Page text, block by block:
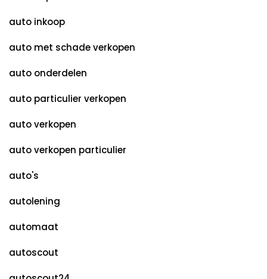
auto inkoop
auto met schade verkopen
auto onderdelen
auto particulier verkopen
auto verkopen
auto verkopen particulier
auto's
autolening
automaat
autoscout